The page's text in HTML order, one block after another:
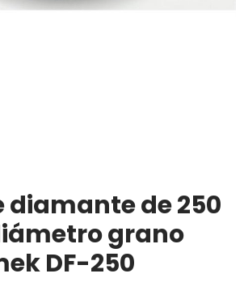
diamante de 250
grano
DF-250